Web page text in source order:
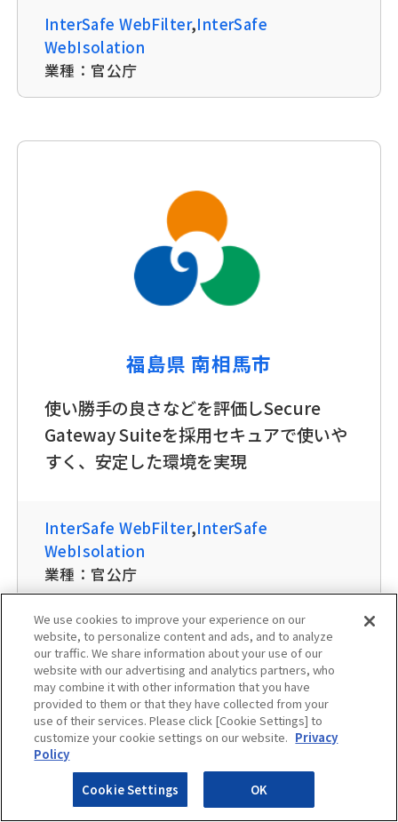
InterSafe WebFilter,InterSafe
WebIsolation
業種： 官公庁
福島県 南相馬市
使い勝手の良さなどを評価しSecure
Gateway Suiteを採用セキュアで使いや
すく、安定した環境を実現
InterSafe WebFilter,InterSafe
WebIsolation
業種： 官公庁
コラム
more
We use cookies to improve your experience on our
website, to personalize content and ads, and to analyze
our traffic. We share information about your use of our
website with our advertising and analytics partners, who
may combine it with other information that you have
provided to them or that they have collected from your
use of their services. Please click [Cookie Settings] to
customize your cookie settings on our website. Privacy
Policy
Cookie Settings OK